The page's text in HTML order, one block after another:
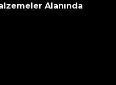
Alanında